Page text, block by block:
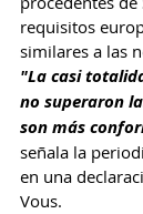
requisitos
similares a las
"La casi
no superaron
son más
señala la
en una
Vous.